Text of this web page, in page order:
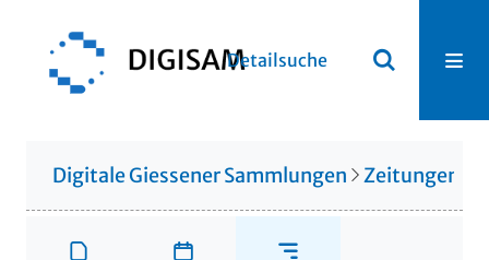
Detailsuche
Digitale Giessener Sammlungen Zeitungen